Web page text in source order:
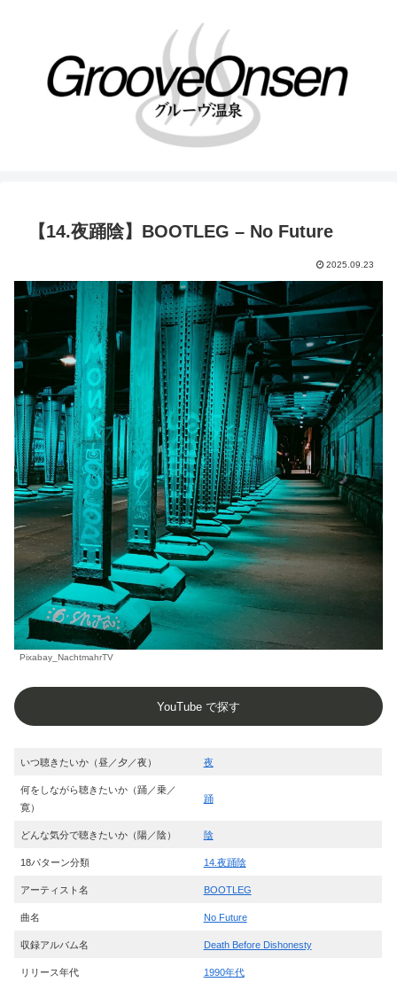
【14.夜踊陰】BOOTLEG – No Future
2025.09.23
Pixabay_NachtmahrTV
YouTube で探す
いつ聴きたいか（昼／夕／夜） 夜
何をしながら聴きたいか（踊／乗／
寛）
踊
どんな気分で聴きたいか（陽／陰） 陰
18パターン分類 14.夜踊陰
アーティスト名 BOOTLEG
曲名 No Future
収録アルバム名 Death Before Dishonesty
リリース年代 1990年代